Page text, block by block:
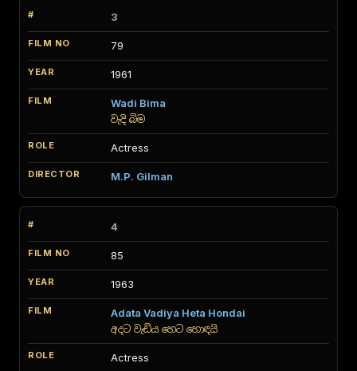
3
79
1961
Wadi Bima
වැදි බිම
Actress
M.P. Gilman
4
85
1963
Adata Vadiya Heta Hondai
අදට වැඩිය හෙට හොඳයි
Actress